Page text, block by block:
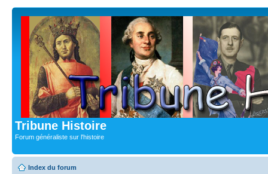
Tribune Histoire
Forum généraliste sur l'histoire
Index du forum